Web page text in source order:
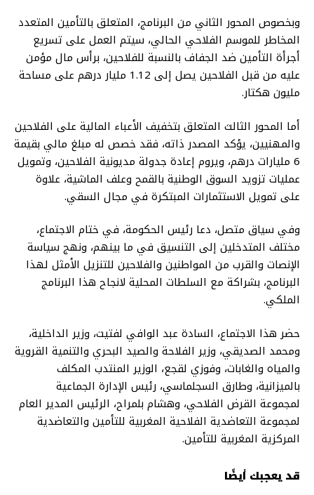
وبخصوص المحور الثاني من البرنامج، المتعلق بالتأمين المتعدد
المخاطر للموسم الفلاحي الحالي، سيتم العمل على تسريع
أجرأة التأمين ضد الجفاف بالنسبة للفلاحين، برأس مال مؤمن
عليه من قبل الفلاحين يصل إلى 1.12 مليار درهم على مساحة
مليون هكتار.
أما المحور الثالث المتعلق بتخفيف الأعباء المالية على الفلاحين
والمهنيين، يؤكد المصدر ذاته، فقد خصص له مبلغ مالي بقيمة
6 مليارات درهم، ويروم إعادة جدولة مديونية الفلاحين، وتمويل
عمليات تزويد السوق الوطنية بالقمح وعلف الماشية، علاوة
على تمويل الاستثمارات المبتكرة في مجال السقي.
وفي سياق متصل، دعا رئيس الحكومة، في ختام الاجتماع،
مختلف المتدخلين إلى التنسيق في ما بينهم، ونهج سياسة
الإنصات والقرب من المواطنين والفلاحين للتنزيل الأمثل لهذا
البرنامج، بشراكة مع السلطات المحلية لانجاح هذا البرنامج
الملكي.
حضر هذا الاجتماع، السادة عبد الوافي لفتيت، وزير الداخلية،
ومحمد الصديقي، وزير الفلاحة والصيد البحري والتنمية القروية
والمياه والغابات، وفوزي لقجع، الوزير المنتدب المكلف
بالميزانية، وطارق السجلماسي، رئيس الإدارة الجماعية
لمجموعة القرض الفلاحي، وهشام بلمراح، الرئيس المدير العام
لمجموعة التعاضدية الفلاحية المغربية للتأمين والتعاضدية
المركزية المغربية للتأمين.
قد يعجبك أيضًا